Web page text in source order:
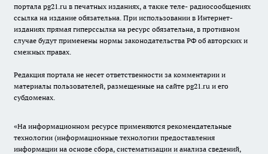
портала pg21.ru в печатных изданиях, а также теле- радиосообщениях
ссылка на издание обязательна. При использовании в Интернет-
изданиях прямая гиперссылка на ресурс обязательна, в противном
случае будут применены нормы законодательства РФ об авторских и
смежных правах.
Редакция портала не несет ответственности за комментарии и
материалы пользователей, размещенные на сайте pg21.ru и его
субдоменах.
«На информационном ресурсе применяются рекомендательные
технологии (информационные технологии предоставления
информации на основе сбора, систематизации и анализа сведений,